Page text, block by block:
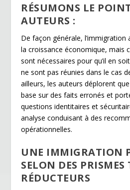
RÉSUMONS LE
AUTEURS :
De façon générale,
la croissance économique, mais
sont nécessaires pour qu’il en
ne sont pas réunies dans le cas
ailleurs, les auteurs déplorent
base sur des faits erronés et
questions identitaires et
analyse conduisant à des
opérationnelles.
UNE IMMIGRATION
SELON DES PRISMES
RÉDUCTEURS